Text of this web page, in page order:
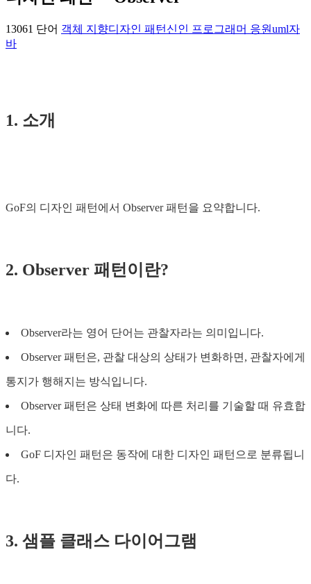
13061 단어 객체 지향디자인 패턴 신인 프로그래머 응원uml자
바
1. 소개
GoF의 디자인 패턴에서 Observer 패턴을 요약합니다.
2. Observer 패턴이란?
Observer라는 영어 단어는 관찰자라는 의미입니다.
Observer 패턴은, 관찰 대상의 상태가 변화하면, 관찰자에게
통지가 행해지는 방식입니다.
Observer 패턴은 상태 변화에 따른 처리를 기술할 때 유효합
니다.
GoF 디자인 패턴은 동작에 대한 디자인 패턴으로 분류됩니
다.
3. 샘플 클래스 다이어그램